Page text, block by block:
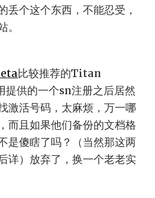
丢个这个东西，不能忍受，
比较推荐的Titan
供的一个sn注册之后居然
激活号码，太麻烦，万一哪
而且如果他们备份的文档格
是傻瞎了吗？（当然那这两
详）放弃了，换一个老老实